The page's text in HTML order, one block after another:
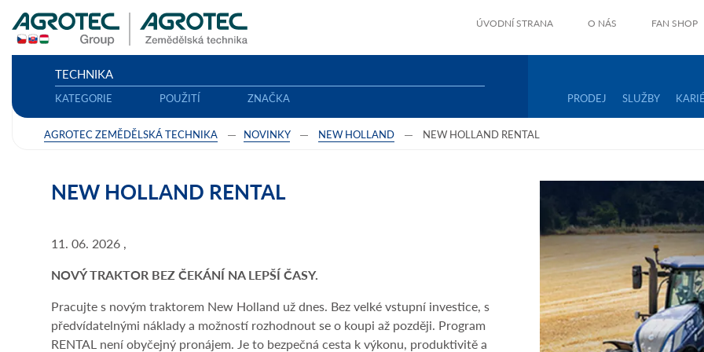
ÚVODNÍ STRANA O NÁS FAN SHOP
TECHNIKA
KATEGORIE POUŽITÍ ZNAČKA PRODEJ SLUŽBY
AGROTEC ZEMĚDĚLSKÁ TECHNIKA NOVINKY NEW HOLLAND NEW HOLLAND RENTAL
NEW HOLLAND RENTAL
11. 06. 2026 ,
NOVÝ TRAKTOR BEZ ČEKÁNÍ NA LEPŠÍ ČASY.
Pracujte s novým traktorem New Holland už dnes. Bez velké vstupní investice, s
předvídatelnými náklady a možností rozhodnout se o koupi až později. Program
RENTAL není obyčejný pronájem. Je to bezpečná cesta k výkonu, produktivitě a